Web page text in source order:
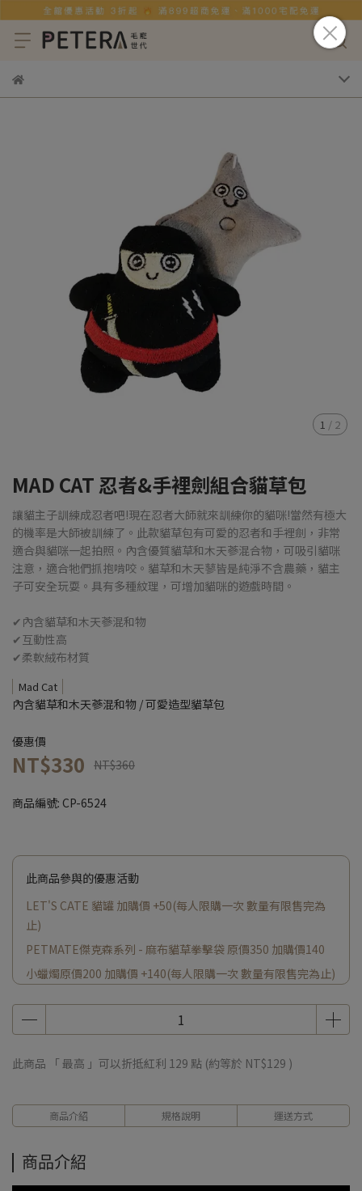
1 / 2
MAD CAT 忍者&手裡劍組合貓草包
讓貓主子訓練成忍者吧!現在忍者大師就來訓練你的貓咪!當然有極大
的機率是大師被訓練了。此款貓草包有可愛的忍者和手裡劍，非常
適合與貓咪一起拍照。內含優質貓草和木天蔘混合物，可吸引貓咪
注意，適合牠們抓抱啃咬。貓草和木天蓼皆是純淨不含農藥，貓主
子可安全玩耍。具有多種紋理，可增加貓咪的遊戲時間。
✔內含貓草和木天蔘混和物
✔互動性高
✔柔軟絨布材質
Mad Cat
內含貓草和木天蔘混和物 / 可愛造型貓草包
優惠價
NT$330 NT$360
商品編號: CP-6524
此商品參與的優惠活動
LET'S CATE 貓罐 加購價 +50(每人限購一次 數量有限售完為
止)
PETMATE傑克森系列 - 麻布貓草拳擊袋 原價350 加購價140
小蠟燭原價200 加購價 +140(每人限購一次 數量有限售完為止)
此商品 「 最高 」可以折抵紅利 129 點 (約等於 NT$129 )
商品介紹 規格說明 運送方式
商品介紹